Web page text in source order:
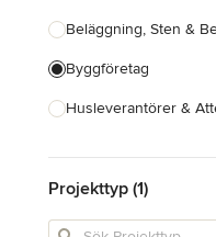
Beläggning, Sten &
Byggföretag
Husleverantörer &
Inredningsarkitekter &
Kakel, Sten &
Projekttyp (1)